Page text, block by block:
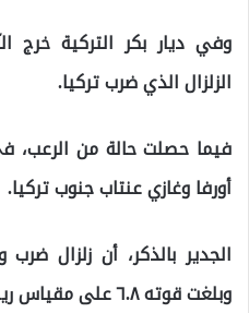
وفي ديار بكر التركية خرج
الزلزال الذي ضرب تركيا.
فيما حصلت حالة من الرعب،
أورفا وغازي عنتاب جنوب تركيا.
وبلغت قوته ٦.٨ على مقياس ريختر.